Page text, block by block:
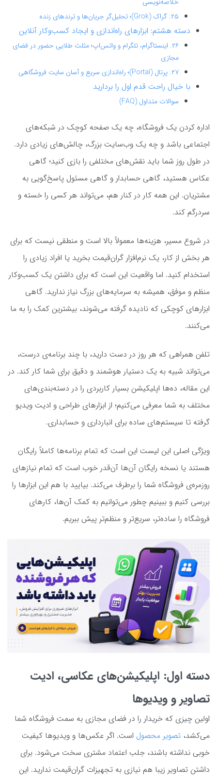
۲۵. گراک (Grok)؛ تحلیل‌گر جریان‌ها و ترندهای زنده
دسته هشتم: ابزارهای راه‌اندازی و ایجاد کسب‌وکار آنلاین
۲۶. اینستاگرام، تلگرام و واتس‌اپ؛ مثلث طلایی حضور در فضای
مجازی
۲۷. پرتال (Portal)؛ راه‌اندازی سریع و آسان سایت فروشگاهی
با خیال راحت قدم اول را بردارید
سوالات متداول (FAQ)
اداره کردن یک فروشگاه، چه یک صفحه کوچک در شبکه‌های
اجتماعی باشد و چه یک وب‌سایت بزرگ، چالش‌های زیادی دارد.
در طول روز شما باید نقش‌های مختلفی را بازی کنید؛ گاهی
عکاس هستید، گاهی حسابدار و گاهی مسئول پاسخ‌گویی به
مشتریان. این همه کار در کنار هم، می‌تواند هر کسی را خسته و
سردرگم کند.
در شروع مسیر، هزینه‌ها معمولاً بالا است و منطقی نیست که برای
هر بخش از کار، یک نرم‌افزار گران‌قیمت بخرید یا افراد زیادی را
استخدام کنید. اما واقعیت این است که برای داشتن یک کسب‌وکار
منظم و موفق، همیشه به سرمایه‌های بزرگ نیاز ندارید. گاهی
ابزارهای کوچکی که نادیده گرفته می‌شوند، بیشترین کمک را به ما
می‌کنند.
تلفن همراهی که هر روز در دست دارید، با چند برنامه‌ی درست،
می‌تواند شبیه به یک دستیار هوشمند و دقیق برای شما کار کند. در
این مقاله، ده‌ها اپلیکیشن بسیار کاربردی را در دسته‌بندی‌های
مختلف به شما معرفی می‌کنیم؛ از ابزارهای طراحی و ادیت ویدیو
گرفته تا سیستم‌های ساده برای انبارداری و حسابداری.
ویژگی اصلی این لیست این است که تمام برنامه‌ها کاملاً رایگان
هستند یا نسخه رایگان آن‌ها آن‌قدر خوب است که تمام نیازهای
روزمره‌ی فروشگاه شما را برطرف می‌کند. بیایید با هم این ابزارها را
بررسی کنیم و ببینیم چطور می‌توانیم به کمک آن‌ها، کارهای
فروشگاه را ساده‌تر، سریع‌تر و منظم‌تر پیش ببریم.
دسته اول: اپلیکیشن‌های عکاسی، ادیت
تصاویر و ویدیوها
اولین چیزی که خریدار را در فضای مجازی به سمت فروشگاه شما
می‌کشد، تصویر محصول است. اگر عکس‌ها و ویدیوها کیفیت
خوبی نداشته باشند، جلب اعتماد مشتری سخت می‌شود. برای
داشتن تصاویر زیبا هم نیازی به تجهیزات گران‌قیمت ندارید. این